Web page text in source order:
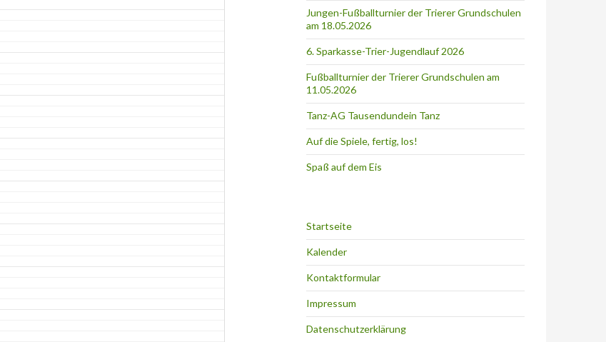
Jungen-Fußballturnier der Trierer Grundschulen
am 18.05.2026
6. Sparkasse-Trier-Jugendlauf 2026
Fußballturnier der Trierer Grundschulen am
11.05.2026
Tanz-AG Tausendundein Tanz
Auf die Spiele, fertig, los!
Spaß auf dem Eis
Startseite
Kalender
Kontaktformular
Impressum
Datenschutzerklärung